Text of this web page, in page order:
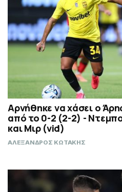
Αρνήθηκε να χάσει ο
από το 0-2 (2-2) -
και Μιρ (vid)
ΑΛΕΞΑΝΔΡΟΣ ΚΩΤΑΚΗΣ